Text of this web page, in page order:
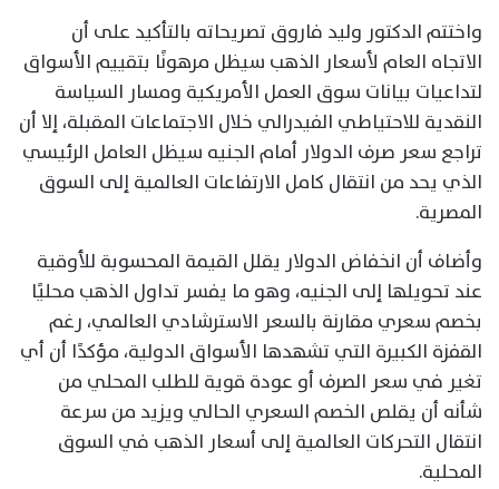
واختتم الدكتور وليد فاروق تصريحاته بالتأكيد على أن
الاتجاه العام لأسعار الذهب سيظل مرهونًا بتقييم الأسواق
لتداعيات بيانات سوق العمل الأمريكية ومسار السياسة
النقدية للاحتياطي الفيدرالي خلال الاجتماعات المقبلة، إلا أن
تراجع سعر صرف الدولار أمام الجنيه سيظل العامل الرئيسي
الذي يحد من انتقال كامل الارتفاعات العالمية إلى السوق
المصرية.
وأضاف أن انخفاض الدولار يقلل القيمة المحسوبة للأوقية
عند تحويلها إلى الجنيه، وهو ما يفسر تداول الذهب محليًا
بخصم سعري مقارنة بالسعر الاسترشادي العالمي، رغم
القفزة الكبيرة التي تشهدها الأسواق الدولية، مؤكدًا أن أي
تغير في سعر الصرف أو عودة قوية للطلب المحلي من
شأنه أن يقلص الخصم السعري الحالي ويزيد من سرعة
انتقال التحركات العالمية إلى أسعار الذهب في السوق
المحلية.